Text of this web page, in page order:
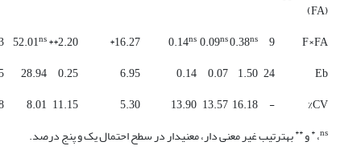
(FA)
F×FA
9
0.38ns
0.09ns
0.14ns
16.27*
2.20**
52.01ns
Eb
24
1.50
0.07
0.14
6.95
0.25
28.94
CV%
-
16.18
13.57
13.90
5.30
11.15
8.01
ns،*و**به­ترتیب غیر معنی دار، معنی­دار در سطح احتمال یک و پنج درصد.